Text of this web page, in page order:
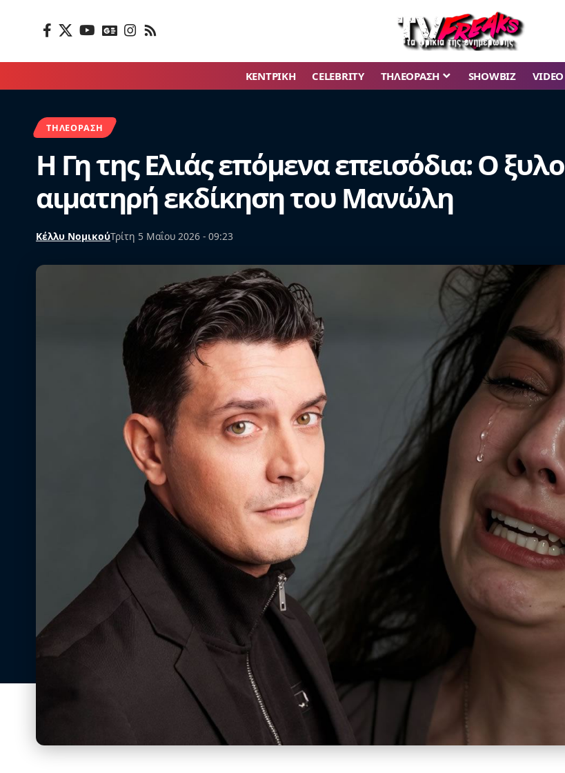
ΚΕΝΤΡΙΚΗ CELEBRITY ΤΗΛΕΟΡΑΣΗ SHOWBIZ VIDEO
ΤΗΛΕΌΡΑΣΗ
Η Γη της Ελιάς επόμενα επεισόδια: Ο
αιματηρή εκδίκηση του Μανώλη
Κέλλυ ΝομικούΤρίτη 5 Μαΐου 2026 - 09:23